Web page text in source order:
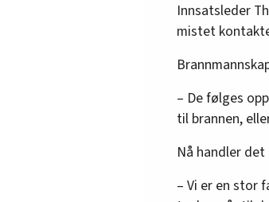
Innsatsleder
mistet
– De følges
til brannen,
Nå handler det
– Vi er en stor